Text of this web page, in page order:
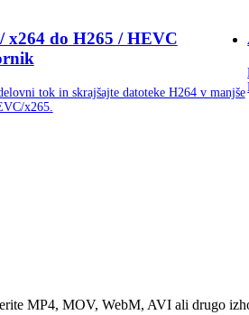
x264 do H265 / HEVC
tok in skrajšajte datoteke H264 v manjše
x265.
MP4, MOV, WebM, AVI ali drugo